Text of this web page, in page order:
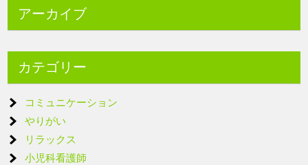
アーカイブ
カテゴリー
コミュニケーション
やりがい
リラックス
小児科看護師